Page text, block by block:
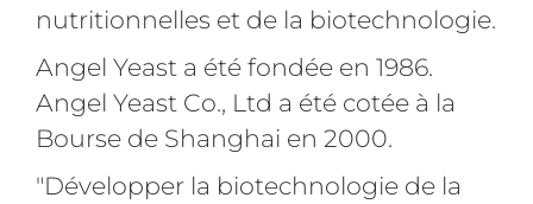
nutritionnelles et de la biotechnologie.
Angel Yeast a été fondée en 1986.
Angel Yeast Co., Ltd a été cotée à la
Bourse de Shanghai en 2000.
"Développer la biotechnologie de la